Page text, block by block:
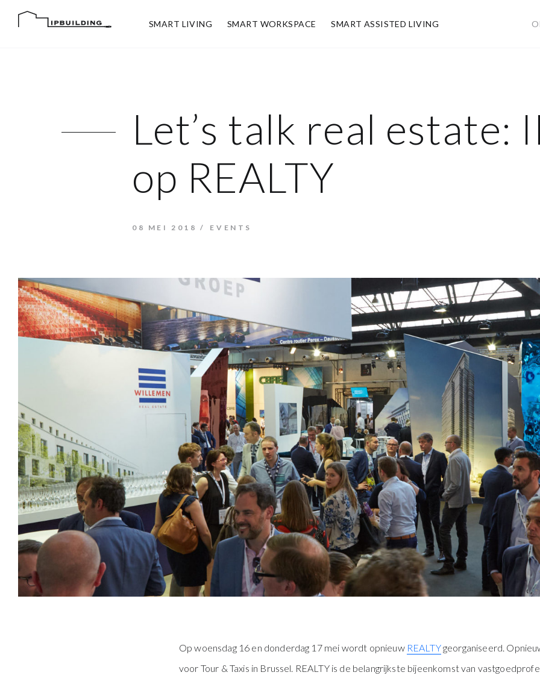
SMART LIVING SMART WORKSPACE SMART ASSISTED LIVING
Let’s talk real estate:
op REALTY
08 MEI 2018 EVENTS
Op woensdag 16 en donderdag 17 mei wordt opnieuw REALTYgeorganiseerd.
voor Tour & Taxis in Brussel. REALTY is de belangrijkste bijeenkomst van